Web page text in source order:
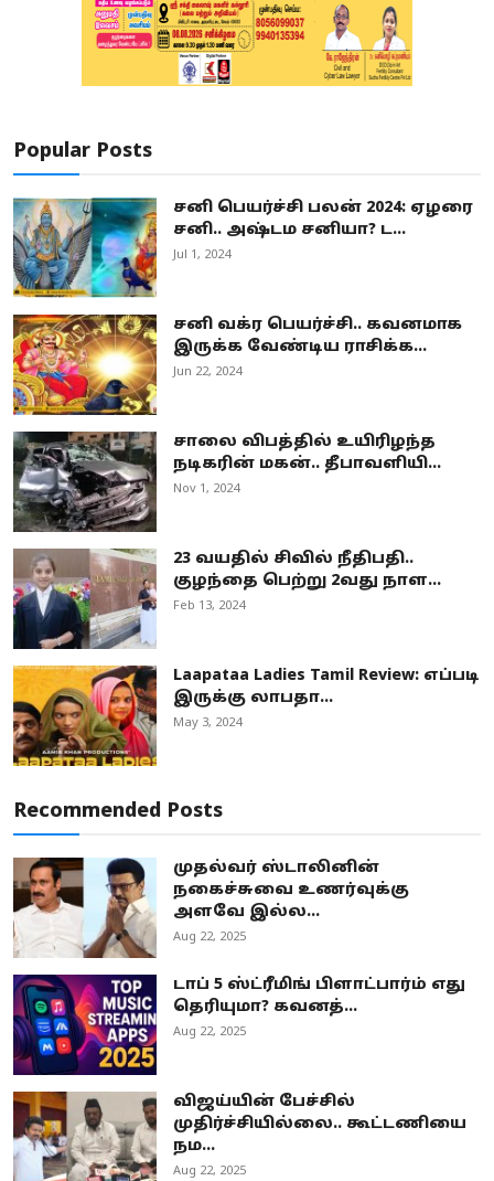
Popular Posts
சனி பெயர்ச்சி பலன் 2024: ஏழரை
சனி.. அஷ்டம சனியா? ட...
Jul 1, 2024
சனி வக்ர பெயர்ச்சி.. கவனமாக
இருக்க வேண்டிய ராசிக்க...
Jun 22, 2024
சாலை விபத்தில் உயிரிழந்த
நடிகரின் மகன்.. தீபாவளியி...
Nov 1, 2024
23 வயதில் சிவில் நீதிபதி..
குழந்தை பெற்று 2வது நாள...
Feb 13, 2024
Laapataa Ladies Tamil Review: எப்படி
இருக்கு லாபதா...
May 3, 2024
Recommended Posts
முதல்வர் ஸ்டாலினின்
நகைச்சுவை உணர்வுக்கு
அளவே இல்ல...
Aug 22, 2025
டாப் 5 ஸ்ட்ரீமிங் பிளாட்பார்ம் எது
தெரியுமா? கவனத்...
Aug 22, 2025
விஜய்யின் பேச்சில்
முதிர்ச்சியில்லை.. கூட்டணியை
நம...
Aug 22, 2025